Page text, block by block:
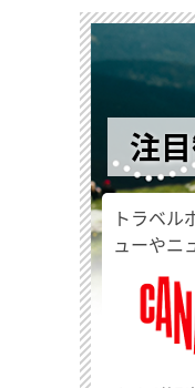
注
トラベル
ューやニ